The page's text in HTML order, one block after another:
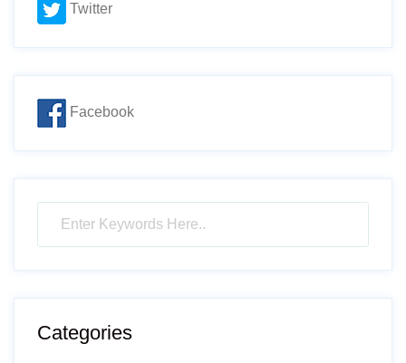
Twitter
Facebook
Categories